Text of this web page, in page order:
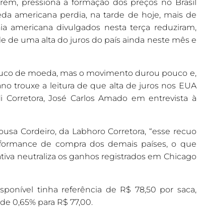
pressiona a formação dos preços no Brasil
americana perdia, na tarde de hoje, mais de
americana divulgados nesta terça reduziram,
de uma alta do juros do país ainda neste mês e
de moeda, mas o movimento durou pouco e,
trouxe a leitura de que alta de juros nos EUA
José Carlos Amado em entrevista à
Cordeiro, da Labhoro Corretora, “esse recuo
de compra dos demais países, o que
neutraliza os ganhos registrados em Chicago
tinha referência de R$ 78,50 por saca,
0,65% para R$ 77,00.